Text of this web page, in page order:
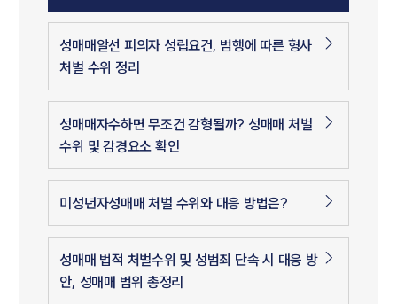
성매매알선 피의자 성립요건, 범행에 따른 형사
처벌 수위 정리
성매매자수하면 무조건 감형될까? 성매매 처벌
수위 및 감경요소 확인
미성년자성매매 처벌 수위와 대응 방법은?
성매매 법적 처벌수위 및 성범죄 단속 시 대응 방
안, 성매매 범위 총정리